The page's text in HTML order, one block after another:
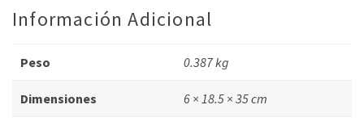
Información Adicional
Peso 0.387 kg
Dimensiones 6 × 18.5 × 35 cm